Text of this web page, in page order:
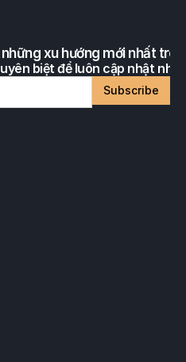
biệt để luôn cập nhật
xu hướng mới nhất
Subscribe